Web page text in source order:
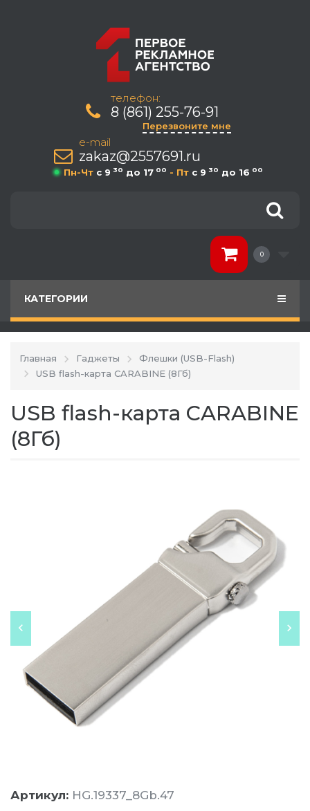
телефон:
8 (861) 255-76-91
Перезвоните мне
e-mail
zakaz@2557691.ru
Пн-Чт c 9 30 до 17 00 - Пт c 9 30 до 16 00
0
КАТЕГОРИИ
Главная Гаджеты
Флешки (USB-Flash)
USB flash-карта CARABINE (8Гб)
USB flash-карта CARABINE
(8Гб)
Артикул: HG.19337_8Gb.47